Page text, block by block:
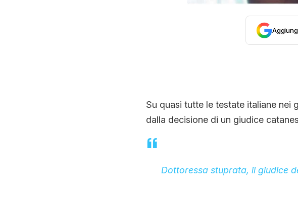
CONTATTI
Su quasi tutte le testate italiane nei
dalla decisione di un giudice
Dottoressa stuprata, il giudice